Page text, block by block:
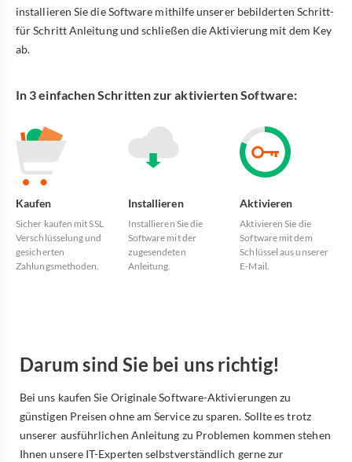
installieren Sie die Software mithilfe unserer bebilderten Schritt-
für Schritt Anleitung und schließen die Aktivierung mit dem Key
ab.
In 3 einfachen Schritten zur aktivierten Software:
Kaufen
Sicher kaufen mit SSL
Verschlüsselung und
gesicherten
Zahlungsmethoden.
Installieren
Installieren Sie die
Software mit der
zugesendeten
Anleitung.
Aktivieren
Aktivieren Sie die
Software mit dem
Schlüssel aus unserer
E-Mail.
Darum sind Sie bei uns richtig!
Bei uns kaufen Sie Originale Software-Aktivierungen zu
günstigen Preisen ohne am Service zu sparen. Sollte es trotz
unserer ausführlichen Anleitung zu Problemen kommen stehen
Ihnen unsere IT-Experten selbstverständlich gerne zur